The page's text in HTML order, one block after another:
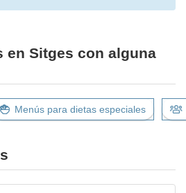
en Sitges con alguna
Menús para dietas especiales